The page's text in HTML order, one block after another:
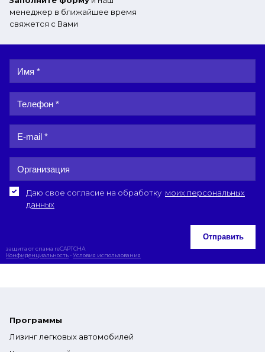
менеджер в ближайшее время
свяжется с Вами
Даю свое согласие на обработку моих персональных
данных
Отправить
защита от спама reCAPTCHA
Конфиденциальность-Условия использования
Программы
Лизинг легковых автомобилей